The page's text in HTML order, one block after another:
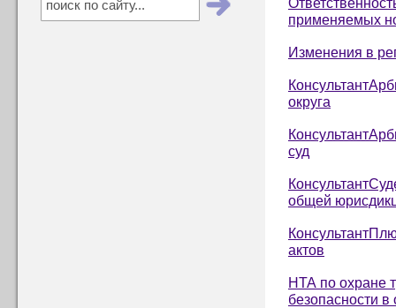
применяемых
Изменения в
округа
суд
общей
актов
НТА по охране
безопасности